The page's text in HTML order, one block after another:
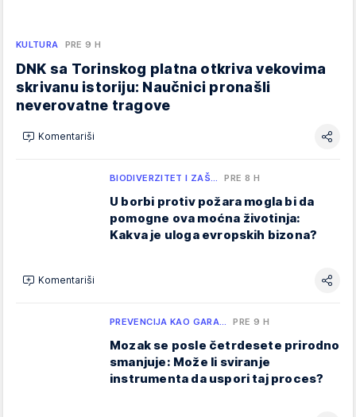
KULTURA PRE 9 H
DNK sa Torinskog platna otkriva vekovima
skrivanu istoriju: Naučnici pronašli
neverovatne tragove
Komentariši
BIODIVERZITET I ZAŠ… PRE 8 H
U borbi protiv požara mogla bi da
pomogne ova moćna životinja:
Kakva je uloga evropskih bizona?
Komentariši
PREVENCIJA KAO GARA… PRE 9 H
Mozak se posle četrdesete prirodno
smanjuje: Može li sviranje
instrumenta da uspori taj proces?